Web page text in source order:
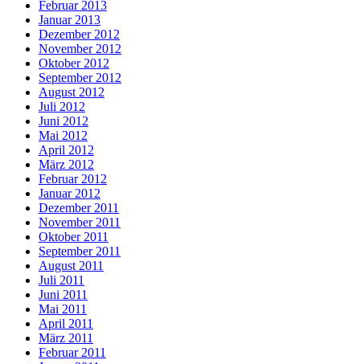
Februar 2013
Januar 2013
Dezember 2012
November 2012
Oktober 2012
September 2012
August 2012
Juli 2012
Juni 2012
Mai 2012
April 2012
März 2012
Februar 2012
Januar 2012
Dezember 2011
November 2011
Oktober 2011
September 2011
August 2011
Juli 2011
Juni 2011
Mai 2011
April 2011
März 2011
Februar 2011